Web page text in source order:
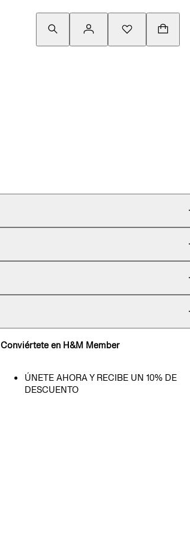
Conviértete en H&M Member
ÚNETE AHORA Y RECIBE UN 10% DE
DESCUENTO